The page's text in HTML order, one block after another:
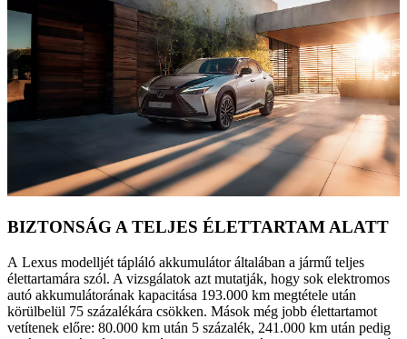
BIZTONSÁG A TELJES ÉLETTARTAM ALATT
A Lexus modelljét tápláló akkumulátor általában a jármű teljes
élettartamára szól. A vizsgálatok azt mutatják, hogy sok elektromos
autó akkumulátorának kapacitása 193.000 km megtétele után
körülbelül 75 százalékára csökken. Mások még jobb élettartamot
vetítenek előre: 80.000 km után 5 százalék, 241.000 km után pedig